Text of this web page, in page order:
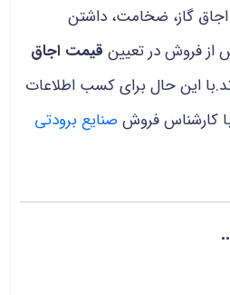
گاز، ضخامت، داشتن
فروش در تعیین قیمت اجاق
این حال برای کسب اطلاعات
کارشناس فروش صنایع برودتی